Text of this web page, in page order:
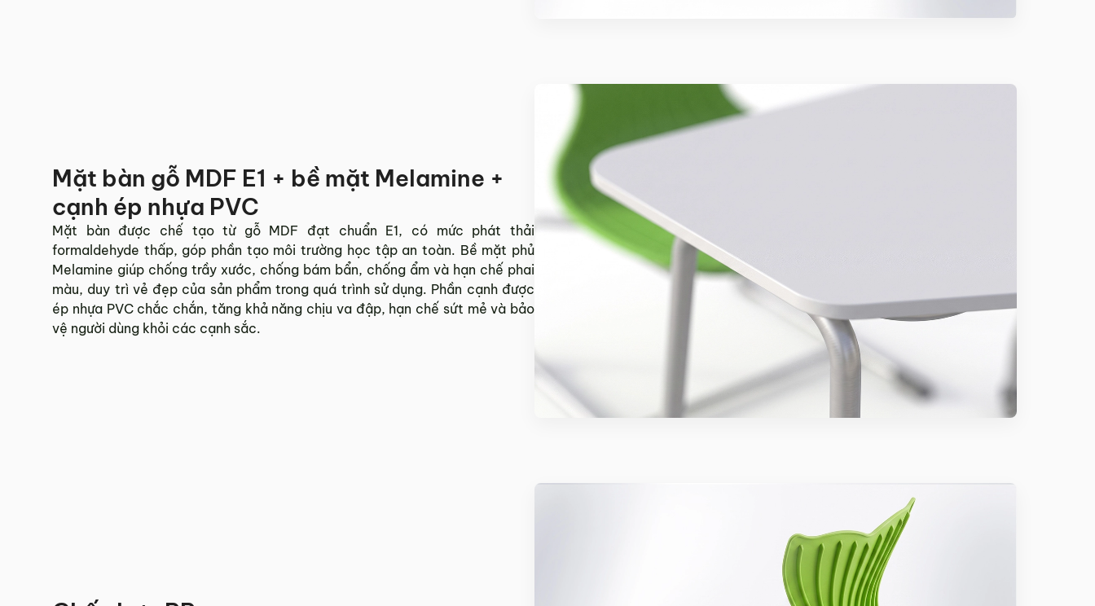
Mặt bàn gỗ MDF E1 + bề mặt Melamine +
cạnh ép nhựa PVC
Mặt bàn được chế tạo từ gỗ MDF đạt chuẩn E1, có mức phát thải
formaldehyde thấp, góp phần tạo môi trường học tập an toàn. Bề mặt phủ
Melamine giúp chống trầy xước, chống bám bẩn, chống ẩm và hạn chế phai
màu, duy trì vẻ đẹp của sản phẩm trong quá trình sử dụng. Phần cạnh được
ép nhựa PVC chắc chắn, tăng khả năng chịu va đập, hạn chế sứt mẻ và bảo
vệ người dùng khỏi các cạnh sắc.